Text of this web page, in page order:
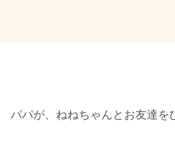
パパが、ねねちゃんとお友達を